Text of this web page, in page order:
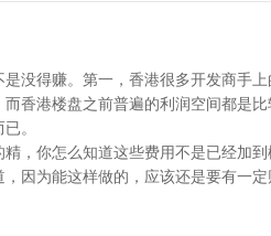
没得赚。第一，香港很多开发商手
香港楼盘之前普遍的利润空间都是比
。
，你怎么知道这些费用不是已经加到
因为能这样做的，应该还是要有一定